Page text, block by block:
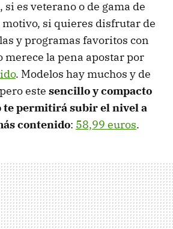
es veterano o de gama de
motivo, si quieres disfrutar de
y programas favoritos con
merece la pena apostar por
. Modelos hay muchos y de
este sencillo y compacto
te permitirá subir el nivel a
contenido: 58,99 euros.